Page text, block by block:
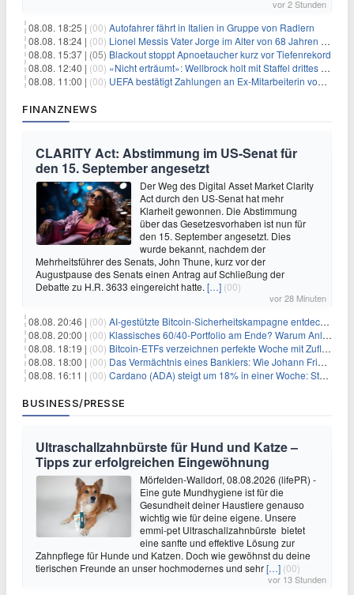
vor 2 Stunden
08.08. 18:25 | (00) Autofahrer fährt in Italien in Gruppe von Radlern
08.08. 18:24 | (00) Lionel Messis Vater Jorge im Alter von 68 Jahren gestorben
08.08. 15:37 | (05) Blackout stoppt Apnoetaucher kurz vor Tiefenrekord
08.08. 12:40 | (00) «Nicht erträumt»: Wellbrock holt mit Staffel drittes EM-Gold
08.08. 11:00 | (00) UEFA bestätigt Zahlungen an Ex-Mitarbeiterin von Infantino
FINANZNEWS
CLARITY Act: Abstimmung im US-Senat für
den 15. September angesetzt
Der Weg des Digital Asset Market Clarity
Act durch den US-Senat hat mehr
Klarheit gewonnen. Die Abstimmung
über das Gesetzesvorhaben ist nun für
den 15. September angesetzt. Dies
wurde bekannt, nachdem der
Mehrheitsführer des Senats, John Thune, kurz vor der
Augustpause des Senats einen Antrag auf Schließung der
Debatte zu H.R. 3633 eingereicht hatte. […] (00)
vor 28 Minuten
08.08. 20:46 | (00) AI-gestützte Bitcoin-Sicherheitskampagne entdeckt fast 5.000 Softwareprobleme in 390 Projekten
08.08. 20:00 | (00) Klassisches 60/40-Portfolio am Ende? Warum Anleger jetzt radikal umdenken müssen
08.08. 18:19 | (00) Bitcoin-ETFs verzeichnen perfekte Woche mit Zuflüssen auf 3-Monats-Hoch
08.08. 18:00 | (00) Das Vermächtnis eines Bankiers: Wie Johann Friedrich Städel sein Imperium unsterblich machte
08.08. 16:11 | (00) Cardano (ADA) steigt um 18% in einer Woche: Steht ein Kurs von $0,30 bevor?
BUSINESS/PRESSE
Ultraschallzahnbürste für Hund und Katze –
Tipps zur erfolgreichen Eingewöhnung
Mörfelden-Walldorf, 08.08.2026 (lifePR) -
Eine gute Mundhygiene ist für die
Gesundheit deiner Haustiere genauso
wichtig wie für deine eigene. Unsere
emmi-pet Ultraschallzahnbürste bietet
eine sanfte und effektive Lösung zur
Zahnpflege für Hunde und Katzen. Doch wie gewöhnst du deine
tierischen Freunde an unser hochmodernes und sehr[…] (00)
vor 13 Stunden